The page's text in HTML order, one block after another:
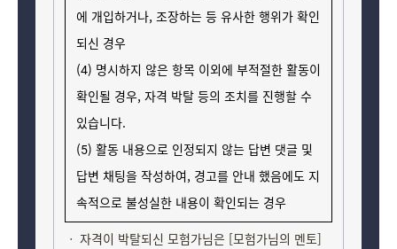
에 개입하거나, 조장하는 등 유사한 행위가 확인
되신 경우
(4) 명시하지 않은 항목 이외에 부적절한 활동이
확인될 경우, 자격 박탈 등의 조치를 진행할 수
있습니다.
(5) 활동 내용으로 인정되지 않는 답변 댓글 및
답변 채팅을 작성하여, 경고를 안내 했음에도 지
속적으로 불성실한 내용이 확인되는 경우
ㆍ 자격이 박탈되신 모험가님은 [모험가님의 멘토]